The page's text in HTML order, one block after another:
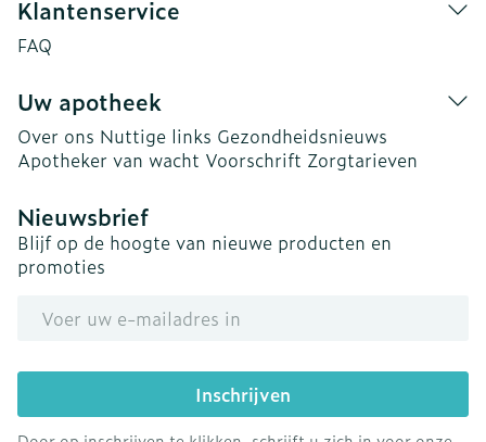
Klantenservice
FAQ
Uw apotheek
Over ons Nuttige links Gezondheidsnieuws
Apotheker van wacht Voorschrift Zorgtarieven
Nieuwsbrief
Blijf op de hoogte van nieuwe producten en
promoties
Inschrijven